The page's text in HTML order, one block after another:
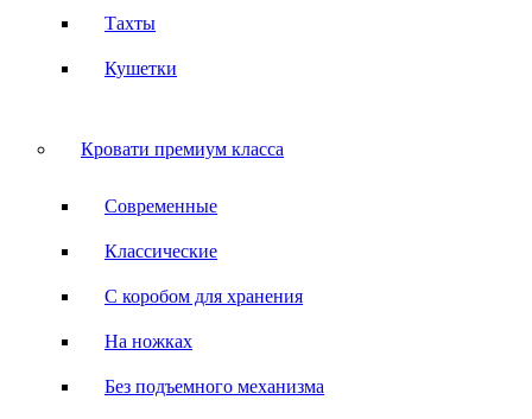
Тахты
Кушетки
Кровати премиум класса
Современные
Классические
С коробом для хранения
На ножках
Без подъемного механизма